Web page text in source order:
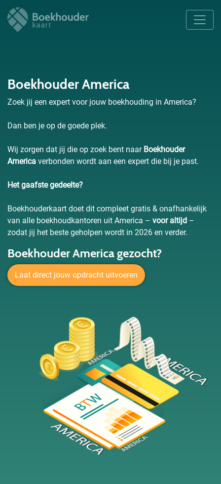
Boekhouder America
Zoek jij een expert voor jouw boekhouding in America?
Dan ben je op de goede plek.
Wij zorgen dat jij die op zoek bent naar Boekhouder
America verbonden wordt aan een expert die bij je past.
Het gaafste gedeelte?
Boekhouderkaart doet dit compleet gratis & onafhankelijk
van alle boekhoudkantoren uit America – voor altijd –
zodat jij het beste geholpen wordt in 2026 en verder.
Boekhouder America gezocht?
Laat direct jouw opdracht uitvoeren